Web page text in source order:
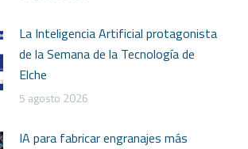
La Inteligencia Artificial protagonista
de la Semana de la Tecnología de
Elche
5 agosto 2026
IA para fabricar engranajes más